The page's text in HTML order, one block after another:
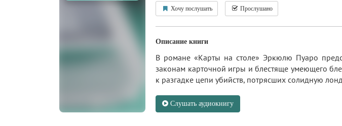
Хочу послушать Прослушано
Описание книги
В романе «Карты на столе» Эркюлю Пуаро
законам карточной игры и блестяще умеющего
к разгадке цепи убийств, потрясших солидную
Слушать аудиокнигу